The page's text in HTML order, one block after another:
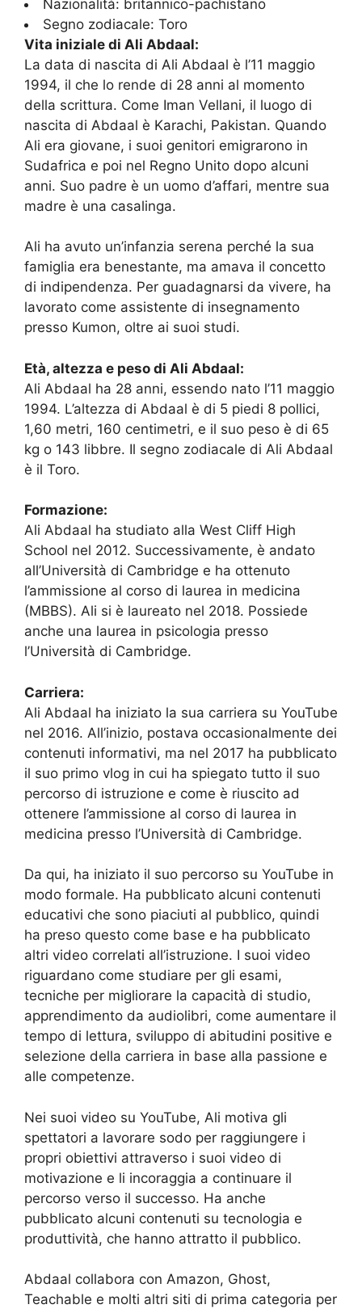
Nazionalità: britannico-pachistano
Segno zodiacale: Toro
Vita iniziale di Ali Abdaal:
La data di nascita di Ali Abdaal è l’11 maggio
1994, il che lo rende di 28 anni al momento
della scrittura. Come Iman Vellani, il luogo di
nascita di Abdaal è Karachi, Pakistan. Quando
Ali era giovane, i suoi genitori emigrarono in
Sudafrica e poi nel Regno Unito dopo alcuni
anni. Suo padre è un uomo d’affari, mentre sua
madre è una casalinga.
Ali ha avuto un’infanzia serena perché la sua
famiglia era benestante, ma amava il concetto
di indipendenza. Per guadagnarsi da vivere, ha
lavorato come assistente di insegnamento
presso Kumon, oltre ai suoi studi.
Età, altezza e peso di Ali Abdaal:
Ali Abdaal ha 28 anni, essendo nato l’11 maggio
1994. L’altezza di Abdaal è di 5 piedi 8 pollici,
1,60 metri, 160 centimetri, e il suo peso è di 65
kg o 143 libbre. Il segno zodiacale di Ali Abdaal
è il Toro.
Formazione:
Ali Abdaal ha studiato alla West Cliff High
School nel 2012. Successivamente, è andato
all’Università di Cambridge e ha ottenuto
l’ammissione al corso di laurea in medicina
(MBBS). Ali si è laureato nel 2018. Possiede
anche una laurea in psicologia presso
l’Università di Cambridge.
Carriera:
Ali Abdaal ha iniziato la sua carriera su YouTube
nel 2016. All’inizio, postava occasionalmente dei
contenuti informativi, ma nel 2017 ha pubblicato
il suo primo vlog in cui ha spiegato tutto il suo
percorso di istruzione e come è riuscito ad
ottenere l’ammissione al corso di laurea in
medicina presso l’Università di Cambridge.
Da qui, ha iniziato il suo percorso su YouTube in
modo formale. Ha pubblicato alcuni contenuti
educativi che sono piaciuti al pubblico, quindi
ha preso questo come base e ha pubblicato
altri video correlati all’istruzione. I suoi video
riguardano come studiare per gli esami,
tecniche per migliorare la capacità di studio,
apprendimento da audiolibri, come aumentare il
tempo di lettura, sviluppo di abitudini positive e
selezione della carriera in base alla passione e
alle competenze.
Nei suoi video su YouTube, Ali motiva gli
spettatori a lavorare sodo per raggiungere i
propri obiettivi attraverso i suoi video di
motivazione e li incoraggia a continuare il
percorso verso il successo. Ha anche
pubblicato alcuni contenuti su tecnologia e
produttività, che hanno attratto il pubblico.
Abdaal collabora con Amazon, Ghost,
Teachable e molti altri siti di prima categoria per